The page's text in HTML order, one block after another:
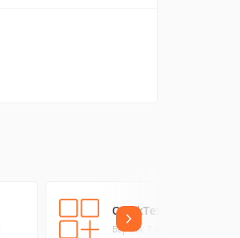
QuickTextPaste
Версия: 7.44 (0.34 МБ)